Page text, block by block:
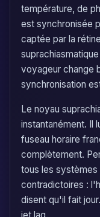
température, de
est synchronisée
captée par la
voyageur change
synchronisation
Le noyau
instantanément. Il
fuseau horaire
complètement.
tous les
contradictoires :
disent qu'il fait